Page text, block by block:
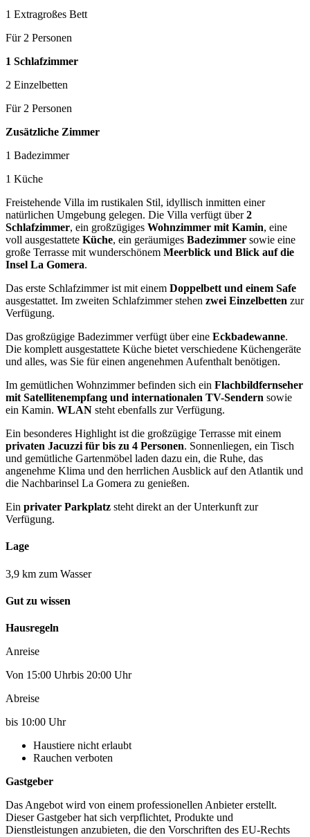
1 Extragroßes Bett
Für 2 Personen
1 Schlafzimmer
2 Einzelbetten
Für 2 Personen
Zusätzliche Zimmer
1 Badezimmer
1 Küche
Freistehende Villa im rustikalen Stil, idyllisch inmitten einer
natürlichen Umgebung gelegen. Die Villa verfügt über2
Schlafzimmer, ein großzügiges Wohnzimmer mit Kamin, eine
voll ausgestattete Küche, ein geräumiges Badezimmer sowie eine
große Terrasse mit wunderschönem Meerblick und Blick auf die
Insel La Gomera.
Das erste Schlafzimmer ist mit einem Doppelbett und einem Safe
ausgestattet. Im zweiten Schlafzimmer stehen zwei Einzelbetten zur
Verfügung.
Das großzügige Badezimmer verfügt über eine Eckbadewanne.
Die komplett ausgestattete Küche bietet verschiedene Küchengeräte
und alles, was Sie für einen angenehmen Aufenthalt benötigen.
Im gemütlichen Wohnzimmer befinden sich ein Flachbildfernseher
mit Satellitenempfang und internationalen TV-Sendern sowie
ein Kamin. WLAN steht ebenfalls zur Verfügung.
Ein besonderes Highlight ist die großzügige Terrasse mit einem
privaten Jacuzzi für bis zu 4 Personen. Sonnenliegen, ein Tisch
und gemütliche Gartenmöbel laden dazu ein, die Ruhe, das
angenehme Klima und den herrlichen Ausblick auf den Atlantik und
die Nachbarinsel La Gomera zu genießen.
Ein privater Parkplatz steht direkt an der Unterkunft zur
Verfügung.
Lage
3,9 km zum Wasser
Gut zu wissen
Hausregeln
Anreise
Von 15:00 Uhrbis 20:00 Uhr
Abreise
bis 10:00 Uhr
Haustiere nicht erlaubt
Rauchen verboten
Gastgeber
Das Angebot wird von einem professionellen Anbieter erstellt.
Dieser Gastgeber hat sich verpflichtet, Produkte und
Dienstleistungen anzubieten, die den Vorschriften des EU-Rechts